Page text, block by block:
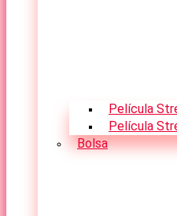
Película
Película
Bolsa